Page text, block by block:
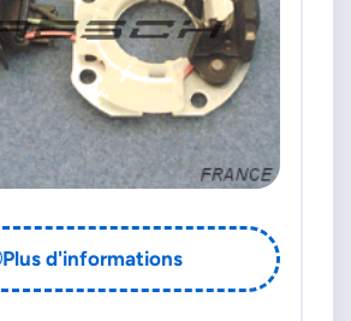
Plus d'informations